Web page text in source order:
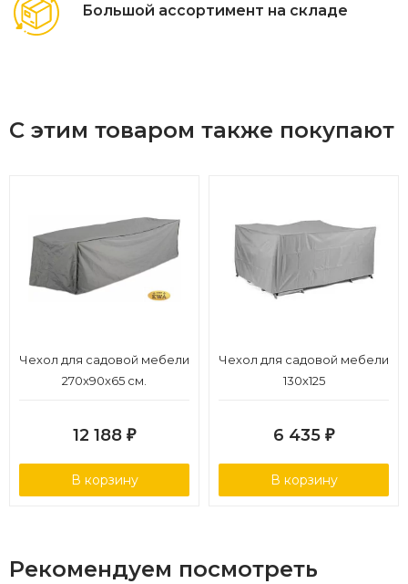
Большой ассортимент на складе
С этим товаром также покупают
Чехол для садовой мебели
270x90x65 см.
12 188 ₽
В корзину
Чехол для садовой мебели
130х125
6 435 ₽
В корзину
Рекомендуем посмотреть